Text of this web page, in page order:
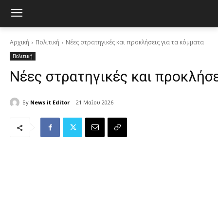
Αρχική Πολιτική Νέες στρατηγικές και προκλήσεις για τα κόμματα
Πολιτική
Νέες στρατηγικές και
By News it Editor 21 Μαΐου 2026